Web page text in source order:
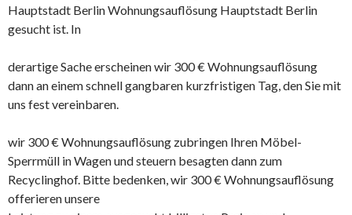
Hauptstadt Berlin Wohnungsauflösung Hauptstadt Berlin
gesucht ist. In
derartige Sache erscheinen wir 300 € Wohnungsauflösung
dann an einem schnell gangbaren kurzfristigen Tag, den Sie mit
uns fest vereinbaren.
wir 300 € Wohnungsauflösung zubringen Ihren Möbel-
Sperrmüll in Wagen und steuern besagten dann zum
Recyclinghof. Bitte bedenken, wir 300 € Wohnungsauflösung
offerieren unsere